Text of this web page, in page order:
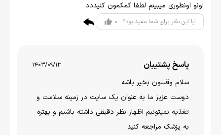
اونو اونطوری میبینم لطفا کمکمون کنیددد
آیا این نظر برای شما مفید بود؟ 0
پاسخ پشتیبان 1403/09/13
سلام وقتتون بخير باشه
دوست عزیز ما به عنوان یک سایت در زمینه سلامت و
تغذیه نمیتونیم اظهار نظر دقیقی داشته باشیم و بهتره
به پزشک مراجعه کنید